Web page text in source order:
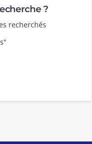
?
recherchés